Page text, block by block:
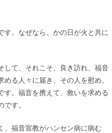
す。なぜなら、かの日が火と共に
して、それこそ、良き訪れ、福音
る人々に届き、その人を慰め、
。福音を携えて、救いを求める
す。
、福音宣教がハンセン病に病む